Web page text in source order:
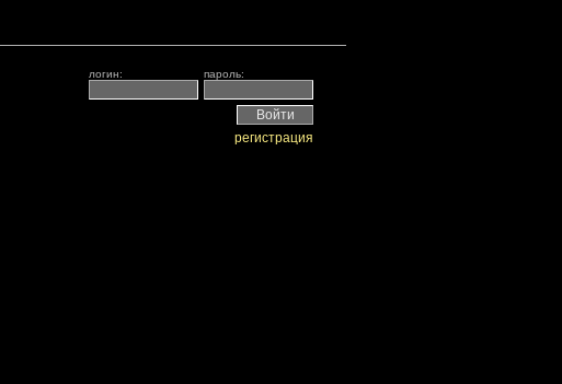
пароль:
логин:
регистрация